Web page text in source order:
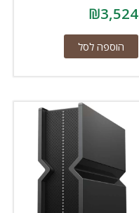
₪3,524
הוספה לסל